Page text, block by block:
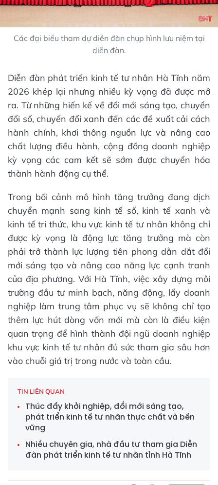
Các đại biểu tham dự diễn đàn chụp hình lưu niệm tại
diễn đàn.
Diễn đàn phát triển kinh tế tư nhân Hà Tĩnh năm
2026 khép lại nhưng nhiều kỳ vọng đã được mở
ra. Từ những hiến kế về đổi mới sáng tạo, chuyển
đổi số, chuyển đổi xanh đến các đề xuất cải cách
hành chính, khơi thông nguồn lực và nâng cao
chất lượng điều hành, cộng đồng doanh nghiệp
kỳ vọng các cam kết sẽ sớm được chuyển hóa
thành hành động cụ thể.
Trong bối cảnh mô hình tăng trưởng đang dịch
chuyển mạnh sang kinh tế số, kinh tế xanh và
kinh tế tri thức, khu vực kinh tế tư nhân không chỉ
được kỳ vọng là động lực tăng trưởng mà còn
phải trở thành lực lượng tiên phong dẫn dắt đổi
mới sáng tạo và nâng cao năng lực cạnh tranh
của địa phương. Với Hà Tĩnh, việc xây dựng môi
trường đầu tư minh bạch, năng động, lấy doanh
nghiệp làm trung tâm phục vụ sẽ không chỉ tạo
thêm lực hút dòng vốn mới mà còn là điều kiện
quan trọng để hình thành đội ngũ doanh nghiệp
khu vực kinh tế tư nhân đủ sức tham gia sâu hơn
vào chuỗi giá trị trong nước và toàn cầu.
TIN LIÊN QUAN
Thúc đẩy khởi nghiệp, đổi mới sáng tạo,
phát triển kinh tế tư nhân thực chất và bền
vững
Nhiều chuyên gia, nhà đầu tư tham gia Diễn
đàn phát triển kinh tế tư nhân tỉnh Hà Tĩnh